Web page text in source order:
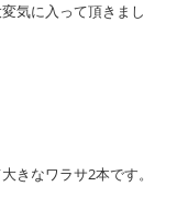
気に入って頂きまし
きなワラサ2本です。